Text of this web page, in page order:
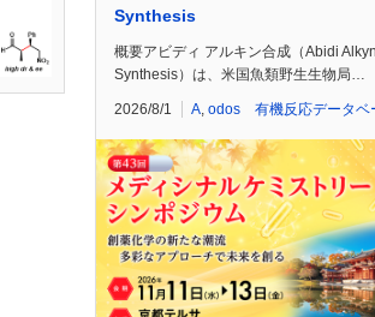
Synthesis
概要アビディ アルキン合成（Abidi
Synthesis）は、米国魚類野生生物局…
2026/8/1 A odos 有機反応データベ